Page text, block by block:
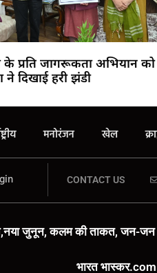
के प्रति जागरूकता अभियान को
ने दिखाई हरी झंडी
मनोरंजन खेल
CONTACT US
जुनून, कलम की ताकत, जन-
भारत